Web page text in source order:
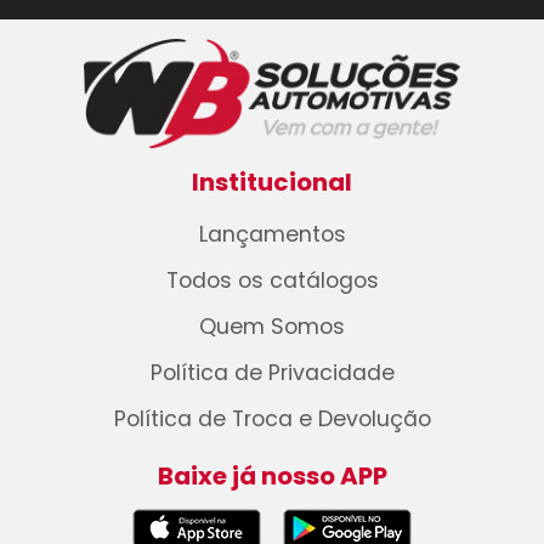
Institucional
Lançamentos
Todos os catálogos
Quem Somos
Política de Privacidade
Política de Troca e Devolução
Baixe já nosso APP